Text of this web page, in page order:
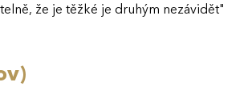
že je těžké je druhým nezávidět"